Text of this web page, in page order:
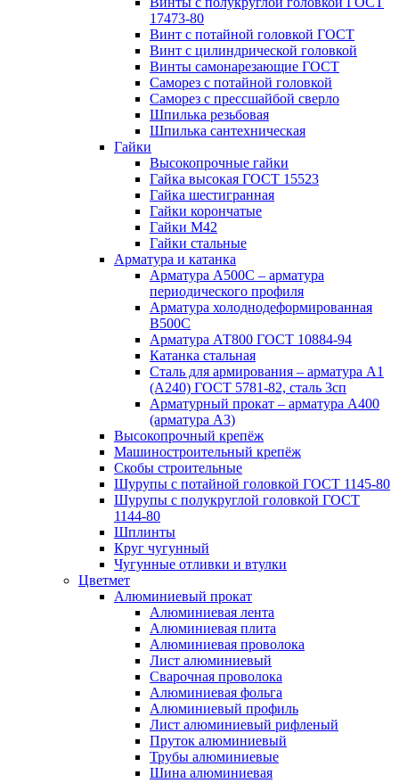
17473-80
Винт с потайной головкой ГОСТ
Винт с цилиндрической головкой
Винты самонарезающие ГОСТ
Саморез с потайной головкой
Саморез с прессшайбой сверло
Шпилька резьбовая
Шпилька сантехническая
Гайки
Высокопрочные гайки
Гайка высокая ГОСТ 15523
Гайка шестигранная
Гайки корончатые
Гайки М42
Гайки стальные
Арматура и катанка
Арматура А500С – арматура
периодического профиля
Арматура холоднодеформированная
В500С
Арматура АТ800 ГОСТ 10884-94
Катанка стальная
Сталь для армирования – арматура А1
(А240) ГОСТ 5781-82, сталь 3сп
Арматурный прокат – арматура А400
(арматура А3)
Высокопрочный крепёж
Машиностроительный крепёж
Скобы строительные
Шурупы с потайной головкой ГОСТ 1145-80
Шурупы с полукруглой головкой ГОСТ
1144-80
Шплинты
Круг чугунный
Чугунные отливки и втулки
Цветмет
Алюминиевый прокат
Алюминиевая лента
Алюминиевая плита
Алюминиевая проволока
Лист алюминиевый
Сварочная проволока
Алюминиевая фольга
Алюминиевый профиль
Лист алюминиевый рифленый
Пруток алюминиевый
Трубы алюминиевые
Шина алюминиевая